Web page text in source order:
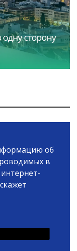
об
в